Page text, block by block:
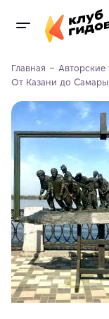
Главная Авторские
От Казани до